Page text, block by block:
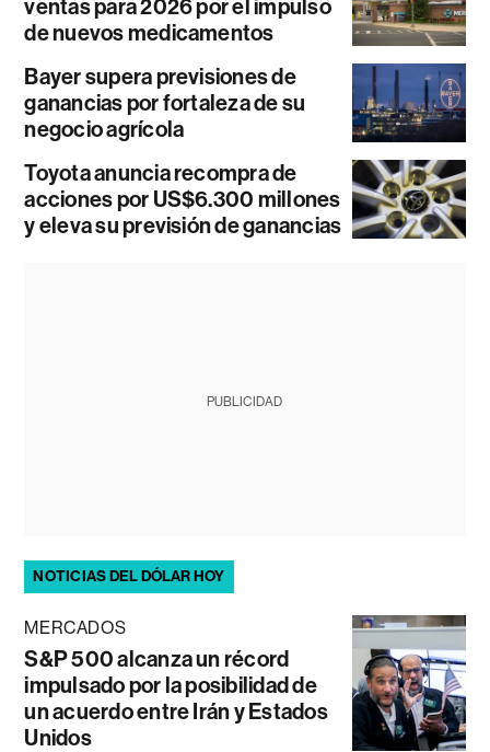
ventas para 2026 por el impulso
de nuevos medicamentos
Bayer supera previsiones de
ganancias por fortaleza de su
negocio agrícola
Toyota anuncia recompra de
acciones por US$6.300 millones
y eleva su previsión de ganancias
PUBLICIDAD
NOTICIAS DEL DÓLAR HOY
MERCADOS
S&P 500 alcanza un récord
impulsado por la posibilidad de
un acuerdo entre Irán y Estados
Unidos